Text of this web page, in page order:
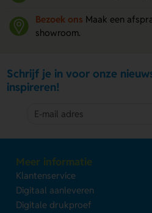
Bezoek ons Maak een
showroom.
Schrijf je in voor onze
inspireren!
Meer informatie
Klantenservice
Digitaal aanleveren
Digitale drukproef